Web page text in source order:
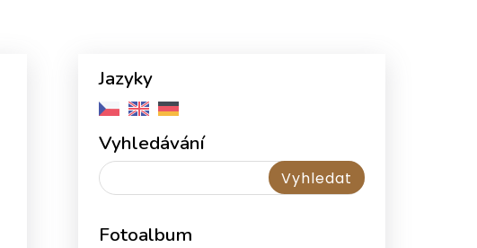
Jazyky
Vyhledávání
Fotoalbum